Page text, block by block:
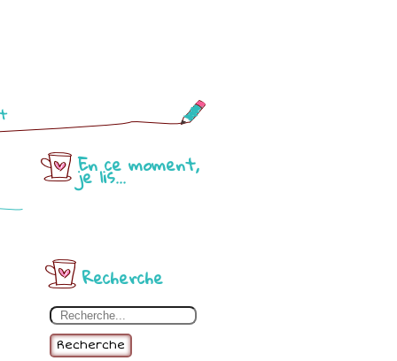
En ce moment,
je lis...
Recherche
Recherche